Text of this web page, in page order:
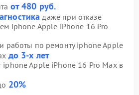
от 480 руб.
даже при отказе
iphone Apple iPhone 16 Pro
работы по ремонту iphone Apple
до 3-х лет
Apple iPhone 16 Pro Max в
20%